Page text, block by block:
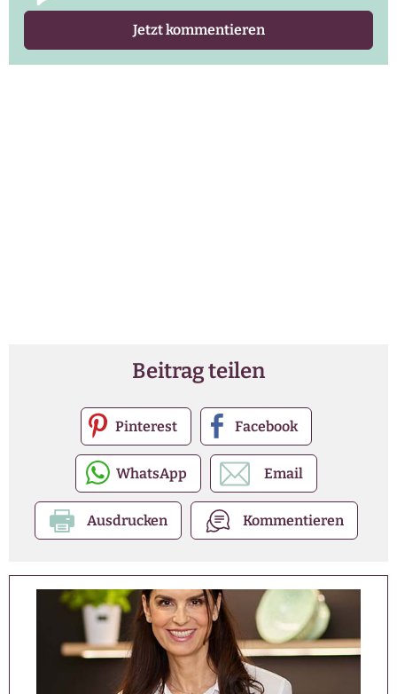
Jetzt kommentieren
Beitrag teilen
Pinterest Facebook
WhatsApp Email
Ausdrucken Kommentieren